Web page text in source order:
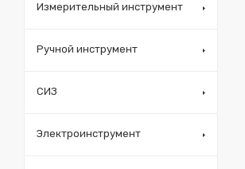
Измерительный инструмент
Ручной инструмент
СИЗ
Электроинструмент